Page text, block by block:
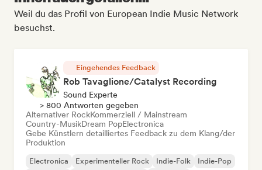
Weil du das Profil von European Indie Music Network
besuchst.
Eingehendes Feedback
Rob Tavaglione/Catalyst Recording
Sound Experte
> 800 Antworten gegeben
Alternativer RockKommerziell / Mainstream
Country-MusikDream PopElectronica
Gebe Künstlern detailliertes Feedback zu dem Klang/der
Produktion
Electronica Experimenteller Rock Indie-Folk
Indie-Pop